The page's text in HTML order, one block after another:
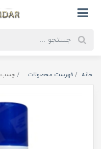
خانه فهرست محصولات چسب 123 Nitro Turk بزرگ حجم 400 میلی لیتر